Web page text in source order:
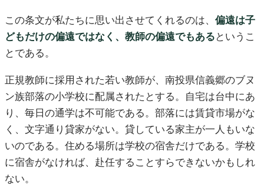
この条文が私たちに思い出させてくれるのは、 偏遠は子
どもだけの偏遠ではなく、教師の偏遠でもある というこ
とである。
正規教師に採用された若い教師が、南投県信義郷のブヌ
ン族部落の小学校に配属されたとする。自宅は台中にあ
り、毎日の通学は不可能である。部落には賃貸市場がな
く、文字通り貸家がない。貸している家主が一人もいな
いのである。住める場所は学校の宿舎だけである。学校
に宿舎がなければ、赴任することすらできないかもしれ
ない。